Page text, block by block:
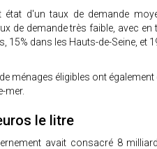
état d'un taux de demande
de demande très faible, avec
15% dans les Hauts-de-Seine, et
ménages éligibles ont
mer.
le litre
avait consacré 8